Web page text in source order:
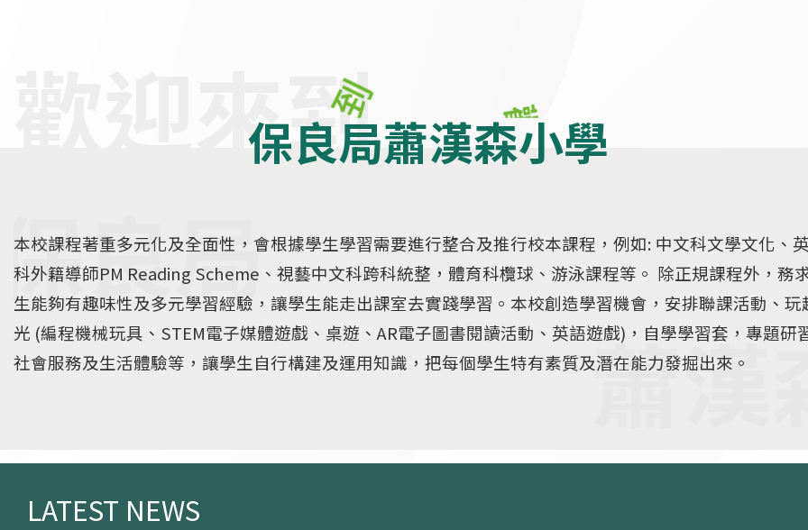
保良局蕭漢森小學
本校課程著重多元化及全面性，會根據學生學習需要進行整合及推行校本課程，例如: 中文科文學文化、
科外籍導師PM Reading Scheme、視藝中文科跨科統整，體育科欖球、游泳課程等。 除正規課程外，務
生能夠有趣味性及多元學習經驗，讓學生能走出課室去實踐學習。本校創造學習機會，安排聯課活動、玩
光 (編程機械玩具、STEM電子媒體遊戲、桌遊、AR電子圖書閱讀活動、英語遊戲)，自學學習套，專題研
社會服務及生活體驗等，讓學生自行構建及運用知識，把每個學生特有素質及潛在能力發掘出來。
LATEST NEWS